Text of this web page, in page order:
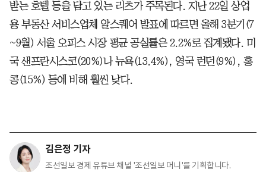
받는 호텔 등을 담고 있는 리츠가 주목된다. 지난 22일 상업
용 부동산 서비스업체 알스퀘어 발표에 따르면 올해 3분기(7
~9월) 서울 오피스 시장 평균 공실률은 2.2%로 집계됐다. 미
국 샌프란시스코(20%)나 뉴욕(13.4%), 영국 런던(9%), 홍
콩(15%) 등에 비해 훨씬 낮다.
김은정 기자
조선일보 경제 유튜브 채널 '조선일보 머니'를 기획합니다.